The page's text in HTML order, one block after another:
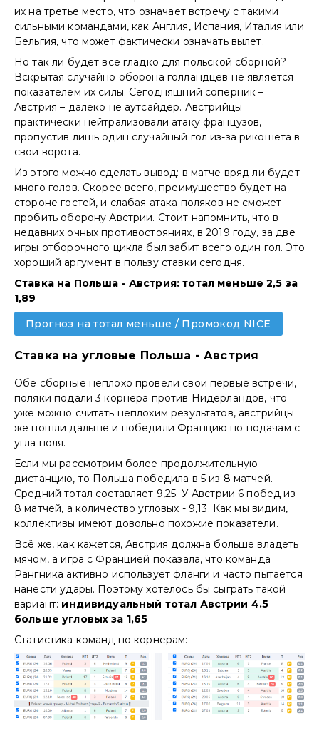
их на третье место, что означает встречу с такими
сильными командами, как Англия, Испания, Италия или
Бельгия, что может фактически означать вылет.
Но так ли будет всё гладко для польской сборной?
Вскрытая случайно оборона голландцев не является
показателем их силы. Сегодняшний соперник –
Австрия – далеко не аутсайдер. Австрийцы
практически нейтрализовали атаку французов,
пропустив лишь один случайный гол из-за рикошета в
свои ворота.
Из этого можно сделать вывод: в матче вряд ли будет
много голов. Скорее всего, преимущество будет на
стороне гостей, и слабая атака поляков не сможет
пробить оборону Австрии. Стоит напомнить, что в
недавних очных противостояниях, в 2019 году, за две
игры отборочного цикла был забит всего один гол. Это
хороший аргумент в пользу ставки сегодня.
Ставка на Польша - Австрия: тотал меньше 2,5 за
1,89
Прогноз на тотал меньше / Промокод NICE
Ставка на угловые Польша - Австрия
Обе сборные неплохо провели свои первые встречи,
поляки подали 3 корнера против Нидерландов, что
уже можно считать неплохим результатов, австрийцы
же пошли дальше и победили Францию по подачам с
угла поля.
Если мы рассмотрим более продолжительную
дистанцию, то Польша победила в 5 из 8 матчей.
Средний тотал составляет 9,25. У Австрии 6 побед из
8 матчей, а количество угловых - 9,13. Как мы видим,
коллективы имеют довольно похожие показатели.
Всё же, как кажется, Австрия должна больше владеть
мячом, а игра с Францией показала, что команда
Рангника активно использует фланги и часто пытается
нанести удары. Поэтому хотелось бы сыграть такой
вариант: индивидуальный тотал Австрии 4.5
больше угловых за 1,65
Статистика команд по корнерам: